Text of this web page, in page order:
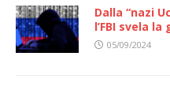
Dalla “nazi
l’FBI svela
05/09/2024